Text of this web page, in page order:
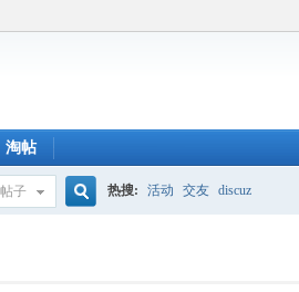
淘帖
帖子 热搜: 活动 交友 discuz